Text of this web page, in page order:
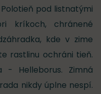
pod listnatými
kríkoch, chránené
kde v zime
rastlinu ochráni tieň.
- Helleborus. Zimná
nikdy úplne nespí.